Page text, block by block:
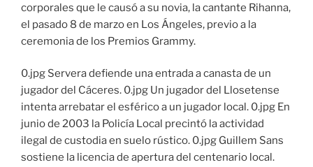
corporales que le causó a su novia, la cantante Rihanna,
el pasado 8 de marzo en Los Ángeles, previo a la
ceremonia de los Premios Grammy.
0.jpg Servera defiende una entrada a canasta de un
jugador del Cáceres. 0.jpg Un jugador del Llosetense
intenta arrebatar el esférico a un jugador local. 0.jpg En
junio de 2003 la Policía Local precintó la actividad
ilegal de custodia en suelo rústico. 0.jpg Guillem Sans
sostiene la licencia de apertura del centenario local.